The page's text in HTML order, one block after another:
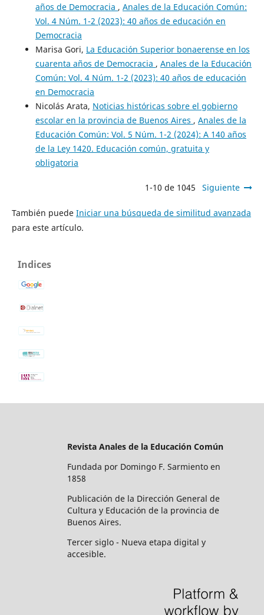
años de Democracia , Anales de la Educación Común:
Vol. 4 Núm. 1-2 (2023): 40 años de educación en
Democracia
Marisa Gori, La Educación Superior bonaerense en los
cuarenta años de Democracia , Anales de la Educación
Común: Vol. 4 Núm. 1-2 (2023): 40 años de educación
en Democracia
Nicolás Arata, Noticias históricas sobre el gobierno
escolar en la provincia de Buenos Aires , Anales de la
Educación Común: Vol. 5 Núm. 1-2 (2024): A 140 años
de la Ley 1420. Educación común, gratuita y
obligatoria
1-10 de 1045 Siguiente
También puede Iniciar una búsqueda de similitud avanzada
para este artículo.
Indices
Revista Anales de la Educación Común
Fundada por Domingo F. Sarmiento en
1858
Publicación de la Dirección General de
Cultura y Educación de la provincia de
Buenos Aires.
Tercer siglo - Nueva etapa digital y
accesible.